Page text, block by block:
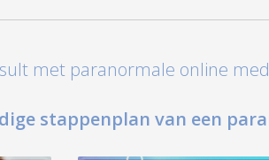
met paranormale online
stappenplan van een